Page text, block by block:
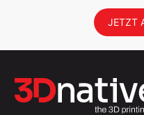
JETZT